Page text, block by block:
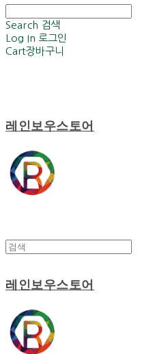
Search 검색
Log In 로그인
Cart장바구니
레인보우스토어
레인보우스토어